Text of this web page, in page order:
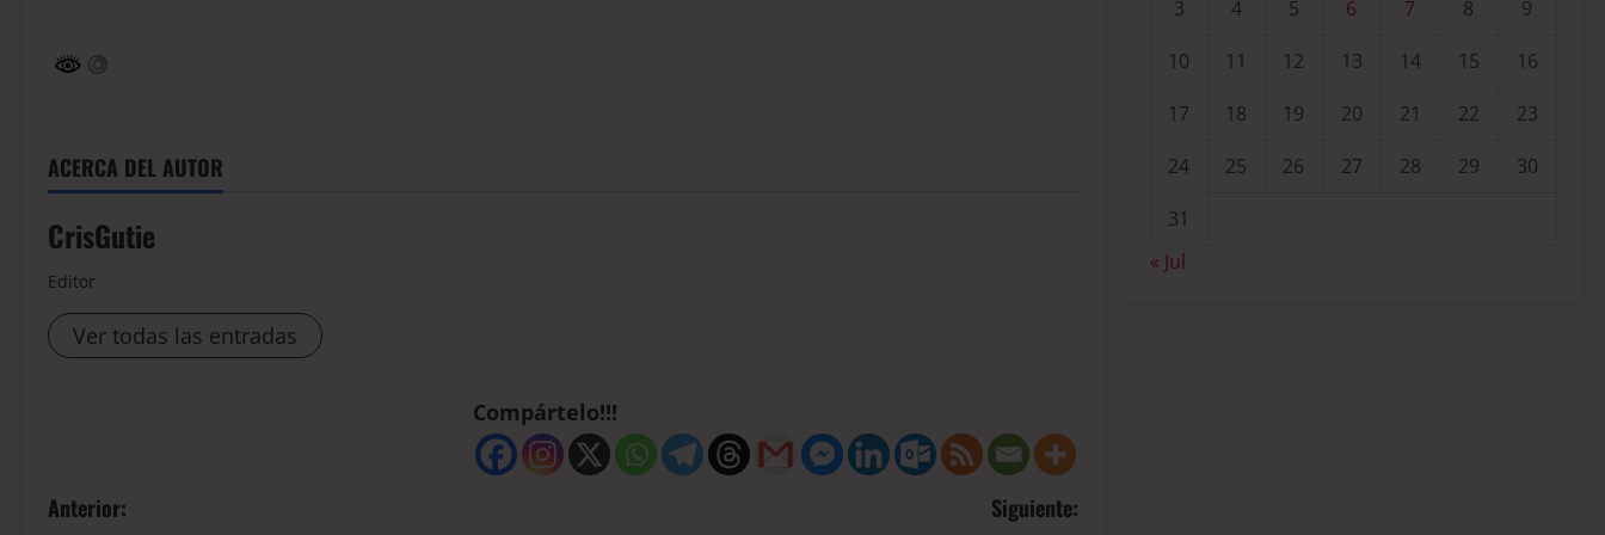
ACERCA DEL AUTOR
CrisGutie
Editor
Ver todas las entradas
Compártelo!!!
Anterior:
Siguiente:
3 4 5 6 7 8
9
10
11 12 13 14 15
16
17
18 19 20 21 22
23
24
25 26 27 28 29
30
31
« Jul